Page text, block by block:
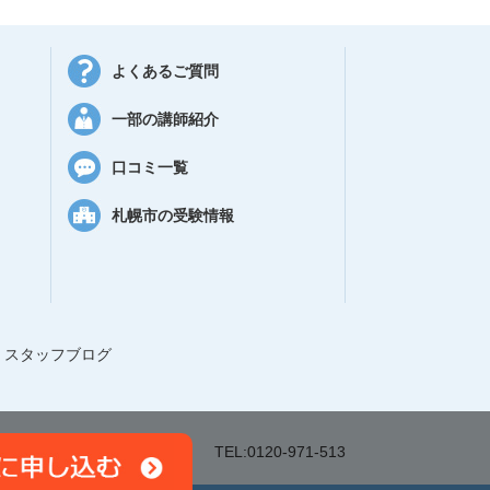
よくあるご質問
一部の講師紹介
口コミ一覧
札幌市の受験情報
スタッフブログ
27 平岸スクエアビル5F TEL:0120-971-513